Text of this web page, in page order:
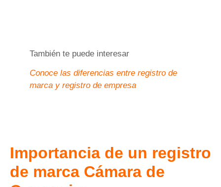
También te puede interesar
Conoce las diferencias entre registro de
marca y registro de empresa
Importancia de un registro
de marca Cámara de